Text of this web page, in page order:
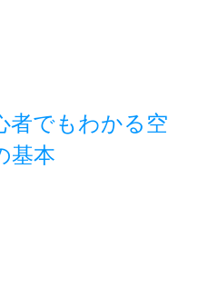
者でもわかる空
基本